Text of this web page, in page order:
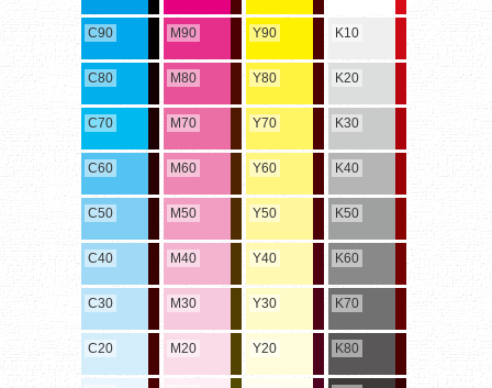
C90
C80
C70
C60
C50
C40
C30
C20
M90
M80
M70
M60
M50
M40
M30
M20
Y90
Y80
Y70
Y60
Y50
Y40
Y30
Y20
K10
K20
K30
K40
K50
K60
K70
K80